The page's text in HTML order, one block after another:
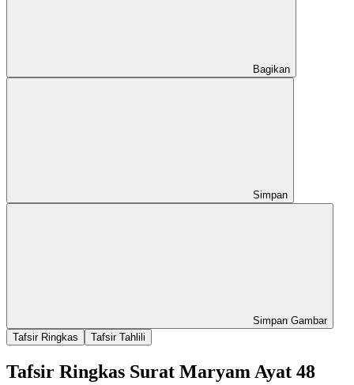
Bagikan
Simpan
Simpan Gambar
Tafsir Ringkas
Tafsir Tahlili
Tafsir Ringkas Surat Maryam Ayat 48